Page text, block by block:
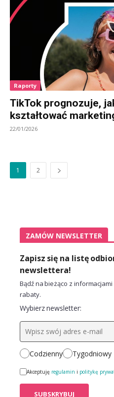
Raporty
TikTok prognozuje,
kształtować
22/01/2026
1 2
ZAMÓW NEWSLETTER
Zapisz się na listę
newslettera!
Bądź na bieżąco z
rabaty.
Wybierz newsletter:
Codzienny Tygodniowy
Akceptuję regulamin i politykę